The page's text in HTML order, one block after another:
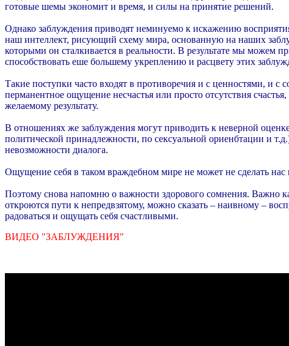
готовые шемы экономит и время, и силы на принятие решений.
Однако заблуждения приводят неминуемо к искажению
наш интеллект, рисующий схему мира, основанную на наших
которыми он сталкивается в реальности. В результате мы можем
способствовать еше большему укреплению и расцвету этих
Такие поступки часто входят в противоречия и с ценностями, и с
перманентное ощущение несчастья или просто отсутствия
желаемому результату.
В отношениях же заблуждения могут приводить к неверной
политической принадлежности, по сексуальной ориенбтации и
невозможности диалога.
Ощущение себя в таком враждебном мире не может не сделать нас
Поэтому снова напомню о важности здорового сомнения. Важно
откроются пути к непредвзятому, можно сказать – наивному –
радоваться и ощущать себя счастливыми.
ВИДЕО "ЗАБЛУЖДЕНИЯ"